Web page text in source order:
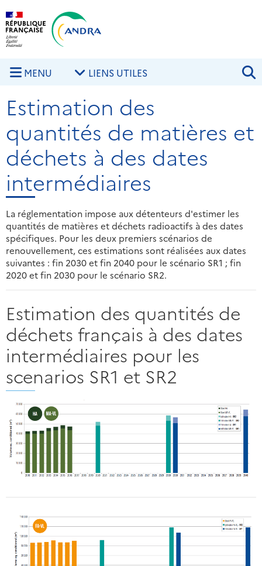
Aller au contenu principal
MENU LIENS UTILES
Estimation des
quantités de matières et
déchets à des dates
intermédiaires
La réglementation impose aux détenteurs d'estimer les
quantités de matières et déchets radioactifs à des dates
spécifiques. Pour les deux premiers scénarios de
renouvellement, ces estimations sont réalisées aux dates
suivantes : fin 2030 et fin 2040 pour le scénario SR1 ; fin
2020 et fin 2030 pour le scénario SR2.
Estimation des quantités de
déchets français à des dates
intermédiaires pour les
scenarios SR1 et SR2